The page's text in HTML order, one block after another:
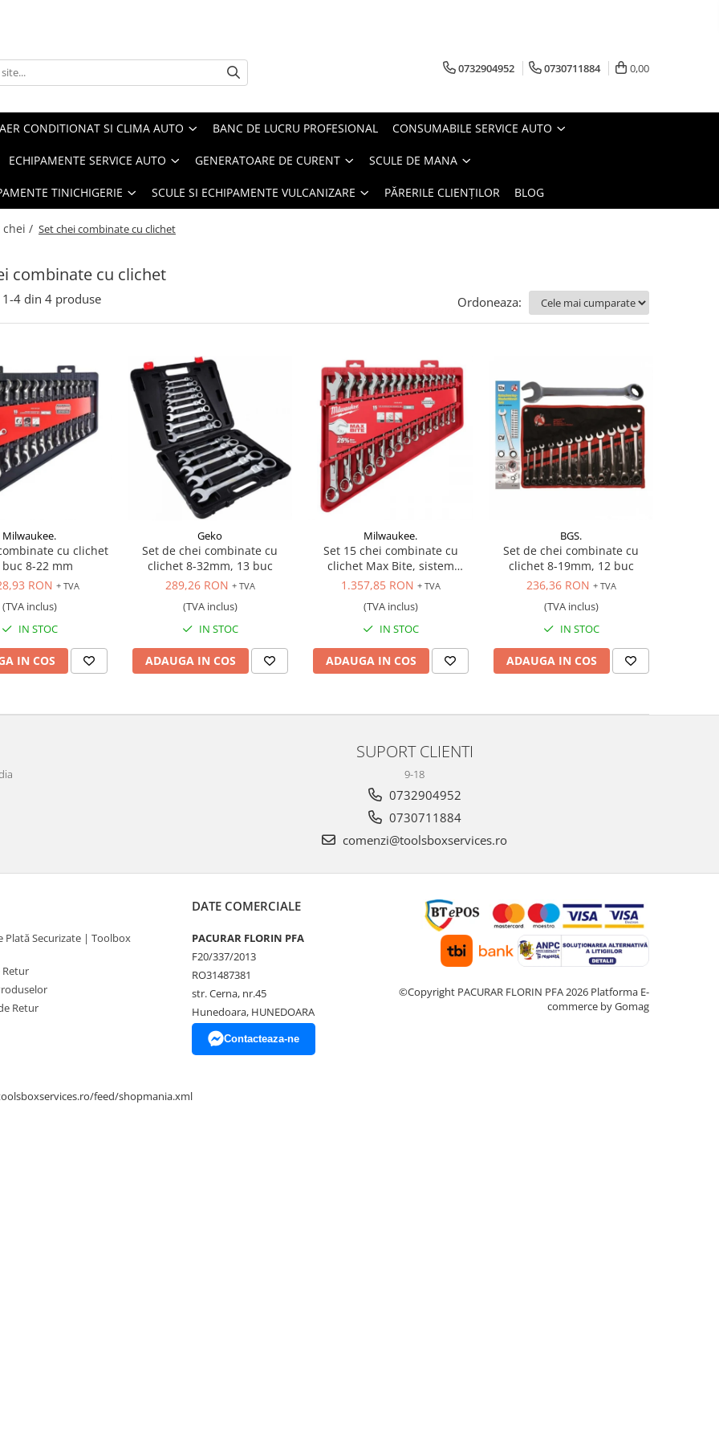
0732904952 0730711884 0,00
AER CONDITIONAT SI CLIMA AUTO BANC DE LUCRU PROFESIONAL CONSUMABILE SERVICE AUTO
ECHIPAMENTE SERVICE AUTO GENERATOARE DE CURENT SCULE DE MANA
TINICHIGERIE SCULE SI ECHIPAMENTE VULCANIZARE PĂRERILE CLIENȚILOR BLOG
chei / Set chei combinate cu clichet
combinate cu clichet
1-4 din 4 produse Ordoneaza:
Milwaukee.
cu clichet
buc 8-22 mm
RON + TVA
(TVA inclus)
IN STOC
IN COS
Geko
Set de chei combinate cu
clichet 8-32mm, 13 buc
289,26 RON + TVA
(TVA inclus)
IN STOC
ADAUGA IN COS
Milwaukee.
Set 15 chei combinate cu
clichet Max Bite, sistem
imperial (inch)
1.357,85 RON + TVA
(TVA inclus)
IN STOC
ADAUGA IN COS
BGS.
Set de chei combinate cu
clichet 8-19mm, 12 buc
236,36 RON + TVA
(TVA inclus)
IN STOC
ADAUGA IN COS
SUPORT CLIENTI
9-18
0732904952
0730711884
comenzi@toolsboxservices.ro
Plată Securizate | Toolbox
Retur
Retur
DATE COMERCIALE
PACURAR FLORIN PFA
F20/337/2013
RO31487381
str. Cerna, nr.45
Hunedoara, HUNEDOARA
Contacteaza-ne
©Copyright PACURAR FLORIN PFA 2026 Platforma E-
commerce by Gomag
feed/shopmania.xml